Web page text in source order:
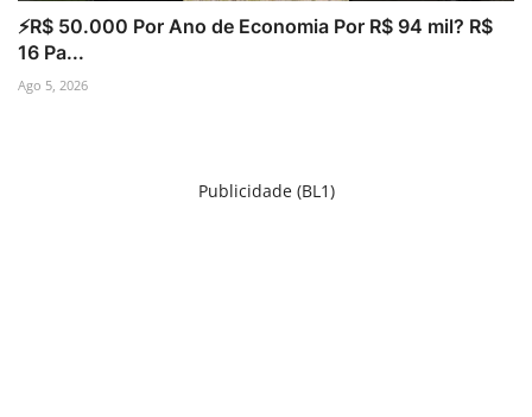
⚡R$ 50.000 Por Ano de Economia Por R$ 94 mil? R$
16 Pa...
Ago 5, 2026
Publicidade (BL1)